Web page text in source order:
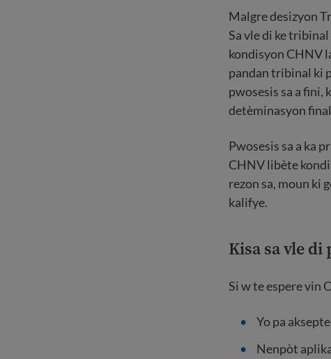
Malgre desizyon
Sa vle di ke
kondisyon CHNV
pandan tribinal ki
pwosesis sa a fini,
detèminasyon
Pwosesis sa a ka
CHNV libète
rezon sa, moun ki
kalifye.
Kisa sa vle
Si w te espere vin
Yo pa
Nenpòt